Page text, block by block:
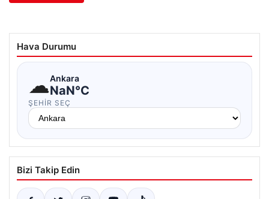
Hava Durumu
☁Ankara
NaN°C
ŞEHIR SEÇ
Bizi Takip Edin